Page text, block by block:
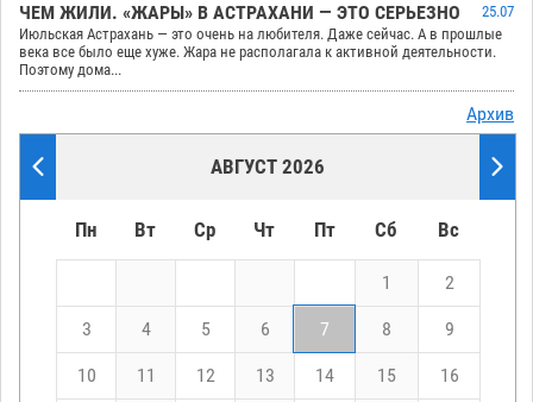
ЧЕМ ЖИЛИ. «ЖАРЫ» В АСТРАХАНИ — ЭТО СЕРЬЕЗНО
25.07
Июльская Астрахань — это очень на любителя. Даже сейчас. А в прошлые
века все было еще хуже. Жара не располагала к активной деятельности.
Поэтому дома...
Архив
АВГУСТ 2026
Пн Вт Ср Чт Пт Сб Вс
1 2
3 4 5 6 7 8 9
10 11 12 13 14 15 16